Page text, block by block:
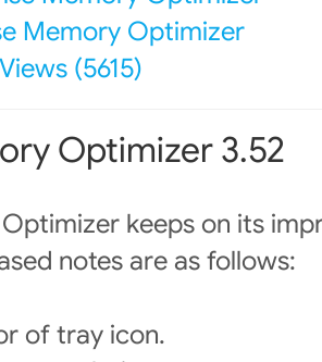
Memory Optimizer
Views (5615)
Optimizer 3.52
keeps on its
notes are as follows:
of tray icon.